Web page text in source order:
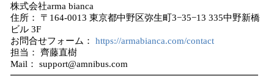
株式会社arma bianca
住所： 〒164-0013 東京都中野区弥生町3−35−13 335中野新橋
ビル 3F
お問合せフォーム： https://armabianca.com/contact
担当： 齊藤直樹
Mail： support@amnibus.com
━━━━━━━━━━━━━━━━━━━━━━━━━━━